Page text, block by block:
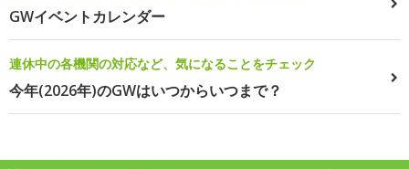
GWイベントカレンダー
連休中の各機関の対応など、気になることをチェック
今年(2026年)のGWはいつからいつまで？